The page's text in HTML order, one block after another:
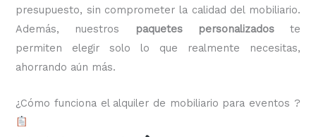
presupuesto, sin comprometer la calidad del mobiliario.
Además, nuestros
paquetes personalizadoste
permiten elegir solo lo que realmente necesitas,
ahorrando aún más.
¿Cómo funciona el alquiler de mobiliario para eventos ?